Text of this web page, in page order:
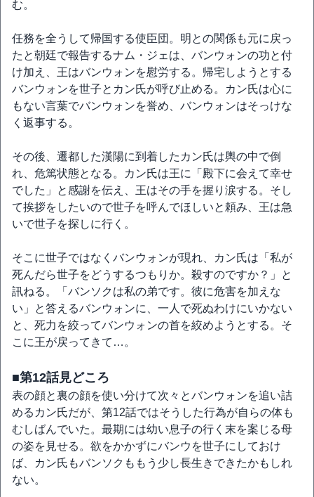
む。
任務を全うして帰国する使臣団。明との関係も元に戻っ
たと朝廷で報告するナム・ジェは、バンウォンの功と付
け加え、王はバンウォンを慰労する。帰宅しようとする
バンウォンを世子とカン氏が呼び止める。カン氏は心に
もない言葉でバンウォンを誉め、バンウォンはそっけな
く返事する。
その後、遷都した漢陽に到着したカン氏は輿の中で倒
れ、危篤状態となる。カン氏は王に「殿下に会えて幸せ
でした」と感謝を伝え、王はその手を握り涙する。そし
て挨拶をしたいので世子を呼んでほしいと頼み、王は急
いで世子を探しに行く。
そこに世子ではなくバンウォンが現れ、カン氏は「私が
死んだら世子をどうするつもりか。殺すのですか？」と
訊ねる。「バンソクは私の弟です。彼に危害を加えな
い」と答えるバンウォンに、一人で死ぬわけにいかない
と、死力を絞ってバンウォンの首を絞めようとする。そ
こに王が戻ってきて…。
■第12話見どころ
表の顔と裏の顔を使い分けて次々とバンウォンを追い詰
めるカン氏だが、第12話ではそうした行為が自らの体も
むしばんでいた。最期には幼い息子の行く末を案じる母
の姿を見せる。欲をかかずにバンウを世子にしておけ
ば、カン氏もバンソクももう少し長生きできたかもしれ
ない。